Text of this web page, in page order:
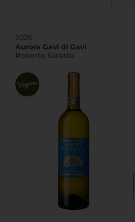
2025
Aurora Gavi di Gavi
Roberto Sarotto